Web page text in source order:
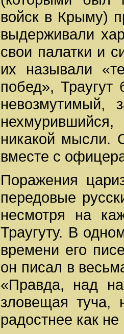
войск в Крыму)
выдерживали
свои палатки и
их называли
побед»,
невозмутимый,
никакой мысли.
вместе с
Поражения
передовые
несмотря на
Траугуту. В
времени его
он писал в
«Правда, над
зловещая туча,
радостнее как